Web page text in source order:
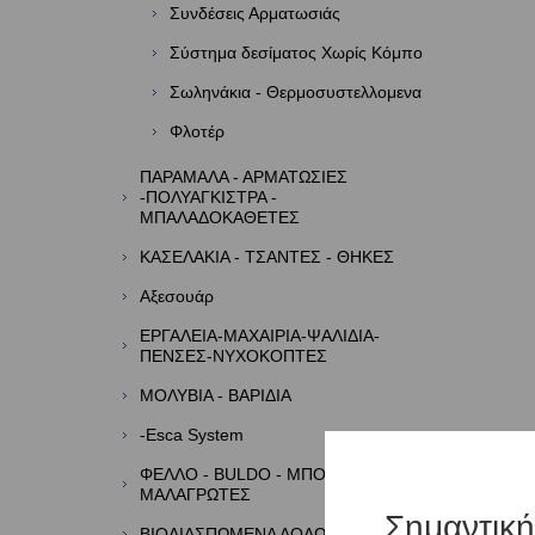
Συνδέσεις Αρματωσιάς
Σύστημα δεσίματος Χωρίς Κόμπο
Σωληνάκια - Θερμοσυστελλομενα
Φλοτέρ
ΠΑΡΑΜΑΛΑ - ΑΡΜΑΤΩΣΙΕΣ
-ΠΟΛΥΑΓΚΙΣΤΡΑ -
ΜΠΑΛΑΔΟΚΑΘΕΤΕΣ
ΚΑΣΕΛΑΚΙΑ - ΤΣΑΝΤΕΣ - ΘΗΚΕΣ
Αξεσουάρ
ΕΡΓΑΛΕΙΑ-ΜΑΧΑΙΡΙΑ-ΨΑΛΙΔΙΑ-
ΠΕΝΣΕΣ-ΝΥΧΟΚΟΠΤΕΣ
ΜΟΛΥΒΙΑ - ΒΑΡΙΔΙΑ
-Esca System
ΦΕΛΛΟ - BULDO - ΜΠΟΡΜΠΑΔΕΣ -
ΜΑΛΑΓΡΩΤΕΣ